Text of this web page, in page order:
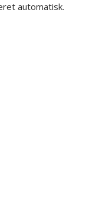
automatisk.